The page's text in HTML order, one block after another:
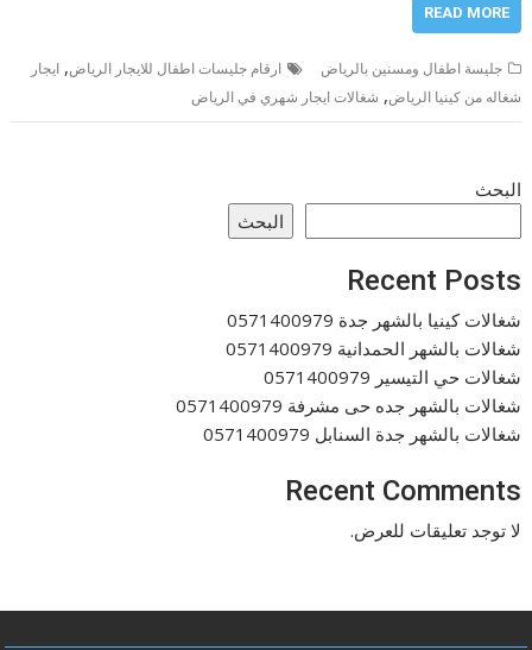
READ MORE
جليسة اطفال ومسنين بالرياض ارقام جليسات اطفال للايجار الرياض,ايجار
شغاله من كينيا الرياض, شغالات ايجار شهري في الرياض
البحث
البحث
Recent Posts
شغالات كينيا بالشهر جدة 0571400979
شغالات بالشهر الحمدانية 0571400979
شغالات حي التيسير 0571400979
شغالات بالشهر جده حى مشرفة 0571400979
شغالات بالشهر جدة السنابل 0571400979
Recent Comments
لا توجد تعليقات للعرض.